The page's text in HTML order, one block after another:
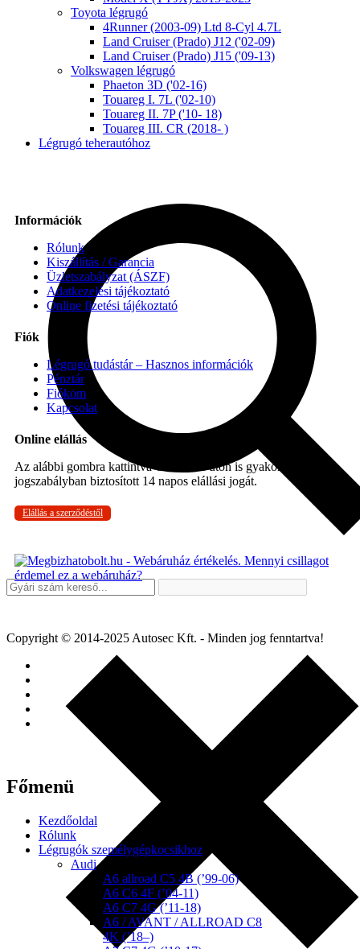
Toyota légrugó
4Runner (2003-09) Ltd 8-Cyl 4.7L
Land Cruiser (Prado) J12 ('02-09)
Land Cruiser (Prado) J15 ('09-13)
Volkswagen légrugó
Phaeton 3D ('02-16)
Touareg I. 7L ('02-10)
Touareg II. 7P ('10- 18)
Touareg III. CR (2018- )
Légrugó teherautóhoz
Információk
Rólunk
Kiszállítás / Garancia
Üzletszabályzat (ÁSZF)
Adatkezelési tájékoztató
Online fizetési tájékoztató
Fiók
Légrugó tudástár – Hasznos információk
Pénztár
Fiókom
Kapcsolat
Online elállás
Az alábbi gombra kattintva Ön online úton is gyakorolhatja a
jogszabályban biztosított 14 napos elállási jogát.
Elállás a szerződéstől
Copyright © 2014-2025 Autosec Kft. - Minden jog fenntartva!
Főmenü
Kezdőoldal
Rólunk
Légrugók személygépkocsikhoz
Audi
A6 allroad C5 4B (’99-06)
A6 C6 4F (’04-11)
A6 C7 4G (’11-18)
A6 / AVANT / ALLROAD C8
4K (’18–)